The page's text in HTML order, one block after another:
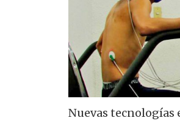
Nuevas